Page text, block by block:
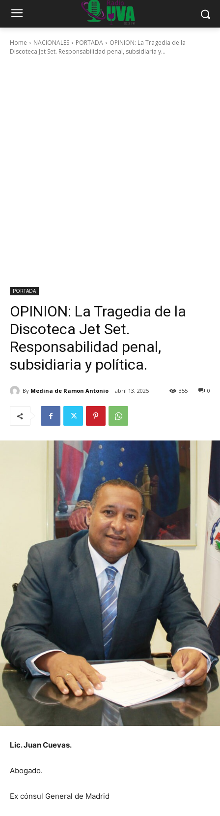
Home NACIONALES PORTADA
OPINION: La Tragedia de la
Discoteca Jet Set. Responsabilidad penal, subsidiaria y...
PORTADA
OPINION: La Tragedia de la
Discoteca Jet Set.
Responsabilidad penal,
subsidiaria y política.
By Medina de Ramon Antonio abril 13, 2025 0
355
Lic. Juan Cuevas.
Abogado.
Ex cónsul General de Madrid